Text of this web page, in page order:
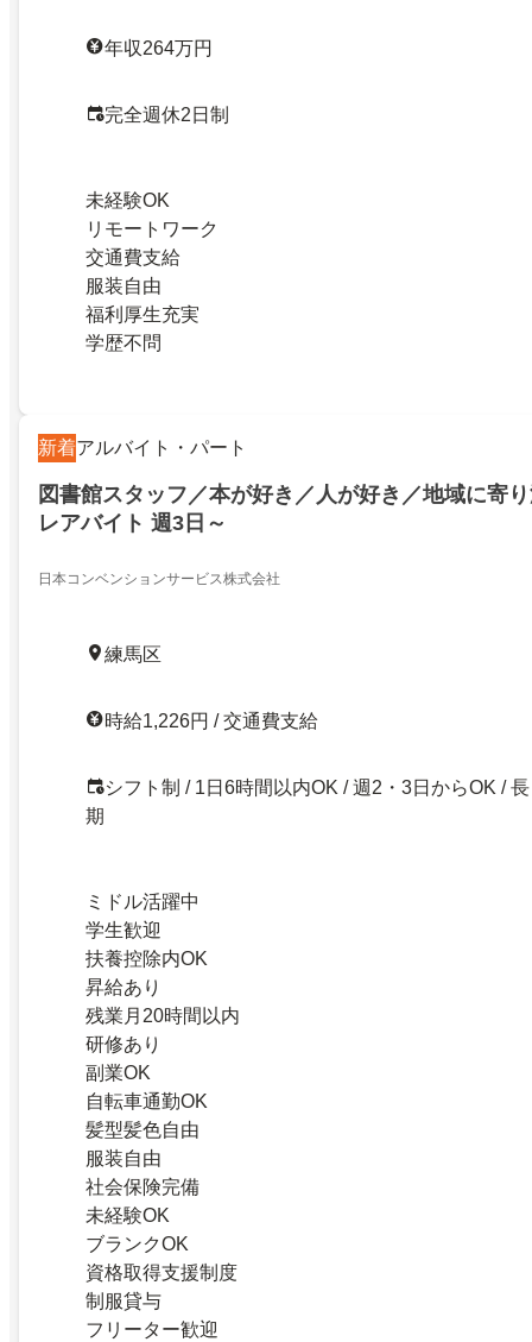
年収264万円
完全週休2日制
未経験OK
リモートワーク
交通費支給
服装自由
福利厚生充実
学歴不問
新着アルバイト・パート
図書館スタッフ／本が好き／人が好き／地域に寄
レアバイト 週3日～
日本コンベンションサービス株式会社
練馬区
時給1,226円 / 交通費支給
シフト制 / 1日6時間以内OK / 週2・3日からOK / 長
期
ミドル活躍中
学生歓迎
扶養控除内OK
昇給あり
残業月20時間以内
研修あり
副業OK
自転車通勤OK
髪型髪色自由
服装自由
社会保険完備
未経験OK
ブランクOK
資格取得支援制度
制服貸与
フリーター歓迎